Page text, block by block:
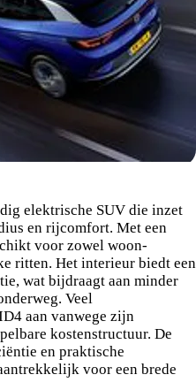
elektrische SUV die inzet
en rijcomfort. Met een
voor zowel woon-
ritten. Het interieur biedt een
wat bijdraagt aan minder
Veel
aan vanwege zijn
kostenstructuur. De
en praktische
voor een brede